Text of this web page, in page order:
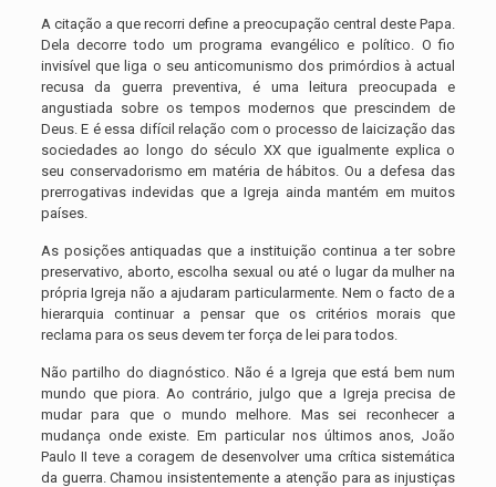
A citação a que recorri define a preocupação central deste Papa.
Dela decorre todo um programa evangélico e político. O fio
invisível que liga o seu anticomunismo dos primórdios à actual
recusa da guerra preventiva, é uma leitura preocupada e
angustiada sobre os tempos modernos que prescindem de
Deus. E é essa difícil relação com o processo de laicização das
sociedades ao longo do século XX que igualmente explica o
seu conservadorismo em matéria de hábitos. Ou a defesa das
prerrogativas indevidas que a Igreja ainda mantém em muitos
países.
As posições antiquadas que a instituição continua a ter sobre
preservativo, aborto, escolha sexual ou até o lugar da mulher na
própria Igreja não a ajudaram particularmente. Nem o facto de a
hierarquia continuar a pensar que os critérios morais que
reclama para os seus devem ter força de lei para todos.
Não partilho do diagnóstico. Não é a Igreja que está bem num
mundo que piora. Ao contrário, julgo que a Igreja precisa de
mudar para que o mundo melhore. Mas sei reconhecer a
mudança onde existe. Em particular nos últimos anos, João
Paulo II teve a coragem de desenvolver uma crítica sistemática
da guerra. Chamou insistentemente a atenção para as injustiças